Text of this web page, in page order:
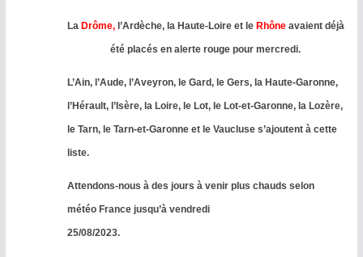
La Drôme,l’Ardèche, la Haute-Loire et le Rhône avaient déjà
été placés en alerte rouge pour mercredi.
L’Ain, l’Aude, l’Aveyron, le Gard, le Gers, la Haute-Garonne,
l’Hérault, l’Isère, la Loire, le Lot, le Lot-et-Garonne, la Lozère,
le Tarn, le Tarn-et-Garonne et le Vaucluse s’ajoutent à cette
liste.
Attendons-nous à des jours à venir plus chauds selon
météo France jusqu’à vendredi
25/08/2023.